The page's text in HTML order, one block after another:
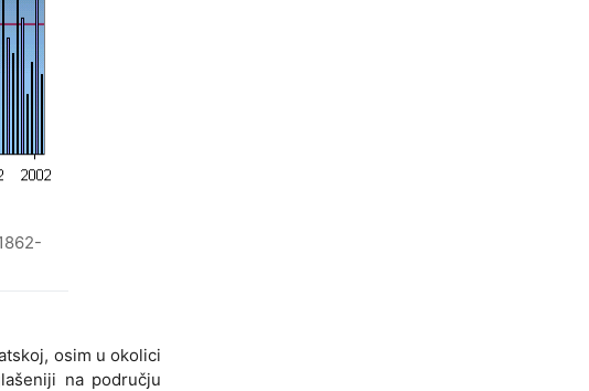
osim u okolici
na području